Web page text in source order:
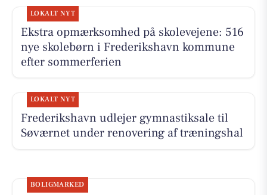
LOKALT NYT
Ekstra opmærksomhed på skolevejene: 516
nye skolebørn i Frederikshavn kommune
efter sommerferien
LOKALT NYT
Frederikshavn udlejer gymnastiksale til
Søværnet under renovering af træningshal
BOLIGMARKED